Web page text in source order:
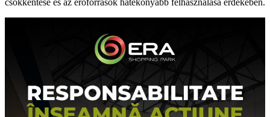
csökkentése és az erőforrások hatékonyabb felhasználása érdekében.